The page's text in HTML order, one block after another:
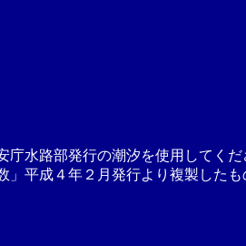
水路部発行の潮汐を使用してくだ
平成４年２月発行より複製したも